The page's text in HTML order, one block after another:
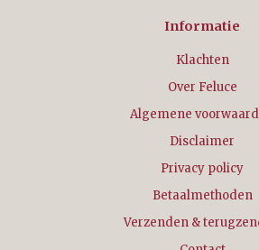
Informatie
Klachten
Over Feluce
Algemene
Disclaimer
Privacy policy
Betaalmethoden
Verzenden &